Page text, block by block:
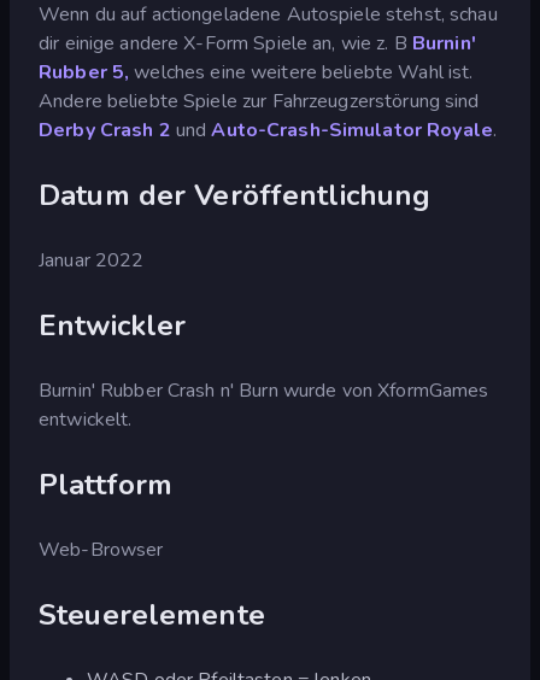
Wenn du auf actiongeladene Autospiele stehst, schau
dir einige andere X-Form Spiele an, wie z. B Burnin'
Rubber 5,welches eine weitere beliebte Wahl ist.
Andere beliebte Spiele zur Fahrzeugzerstörung sind
Derby Crash 2 undAuto-Crash-Simulator Royale.
Datum der Veröffentlichung
Januar 2022
Entwickler
Burnin' Rubber Crash n' Burn wurde von XformGames
entwickelt.
Plattform
Web-Browser
Steuerelemente